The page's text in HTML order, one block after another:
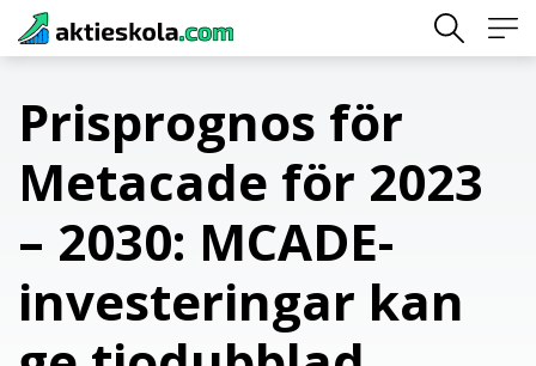
Skip
to
Prisprognos för
Metacade för 2023
– 2030: MCADE-
investeringar kan